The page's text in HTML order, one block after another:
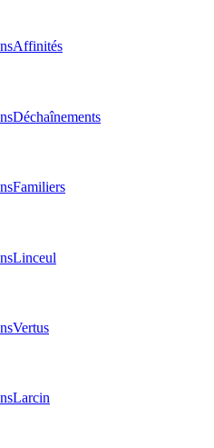
Affinités
Déchaînements
Familiers
Linceul
Vertus
Larcin